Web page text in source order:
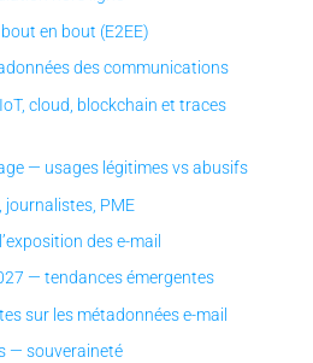
en bout (E2EE)
des communications
cloud, blockchain et traces
— usages légitimes vs abusifs
journalistes, PME
des e-mail
— tendances émergentes
sur les métadonnées e-mail
— souveraineté